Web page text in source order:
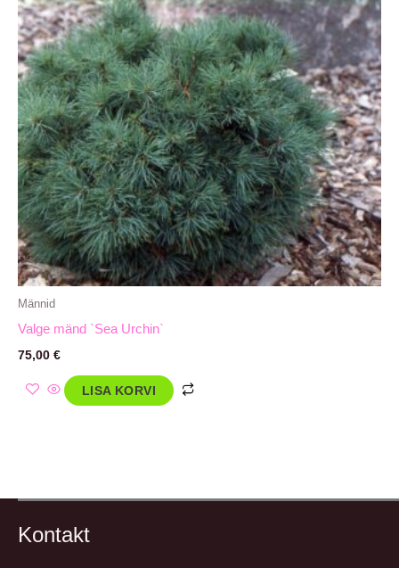
Männid
Valge mänd `Sea Urchin`
75,00 €
LISA KORVI
Kontakt